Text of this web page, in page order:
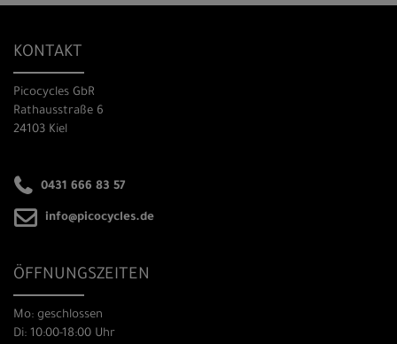
KONTAKT
Picocycles GbR
Rathausstraße 6
24103 Kiel
0431 666 83 57
info@picocycles.de
ÖFFNUNGSZEITEN
Mo: geschlossen
Di: 10:00-18:00 Uhr